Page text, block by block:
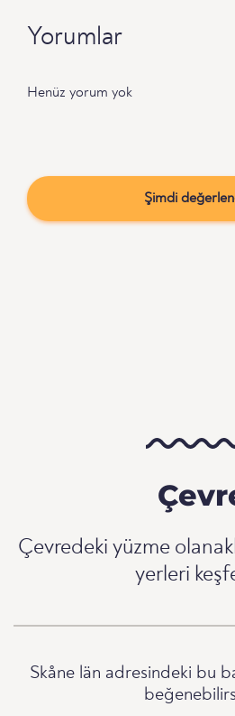
Yorumlar
Henüz yorum yok
Şimdi
Çevredeki yüzme
yerleri
Skåne län adresindeki bu